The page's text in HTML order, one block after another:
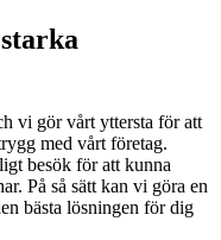
vi gör vårt yttersta för att
med vårt företag.
besök för att kunna
På så sätt kan vi göra en
bästa lösningen för dig